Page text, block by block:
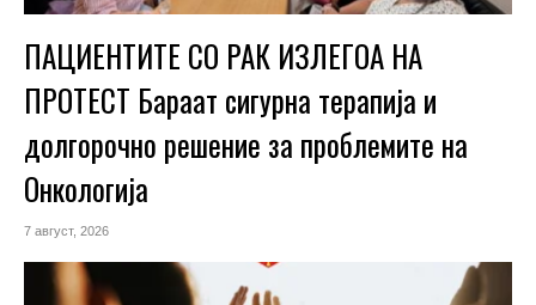
ПАЦИЕНТИТЕ СО РАК ИЗЛЕГОА НА
ПРОТЕСТ Бараат сигурна терапија и
долгорочно решение за проблемите на
Онкологија
7 август, 2026